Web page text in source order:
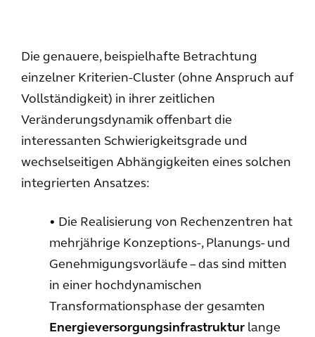
Die genauere, beispielhafte Betrachtung
einzelner Kriterien-Cluster (ohne Anspruch auf
Vollständigkeit) in ihrer zeitlichen
Veränderungsdynamik offenbart die
interessanten Schwierigkeitsgrade und
wechselseitigen Abhängigkeiten eines solchen
integrierten Ansatzes:
• Die Realisierung von Rechenzentren hat
mehrjährige Konzeptions-, Planungs- und
Genehmigungsvorläufe – das sind mitten
in einer hochdynamischen
Transformationsphase der gesamten
Energieversorgungsinfrastruktur lange